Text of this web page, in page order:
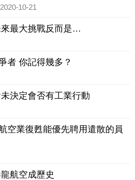
2020-10-21
最大挑戰反而是…
者 你記得幾多？
決定會否有工業行動
空業復甦能優先聘用遣散的員
航空成歷史